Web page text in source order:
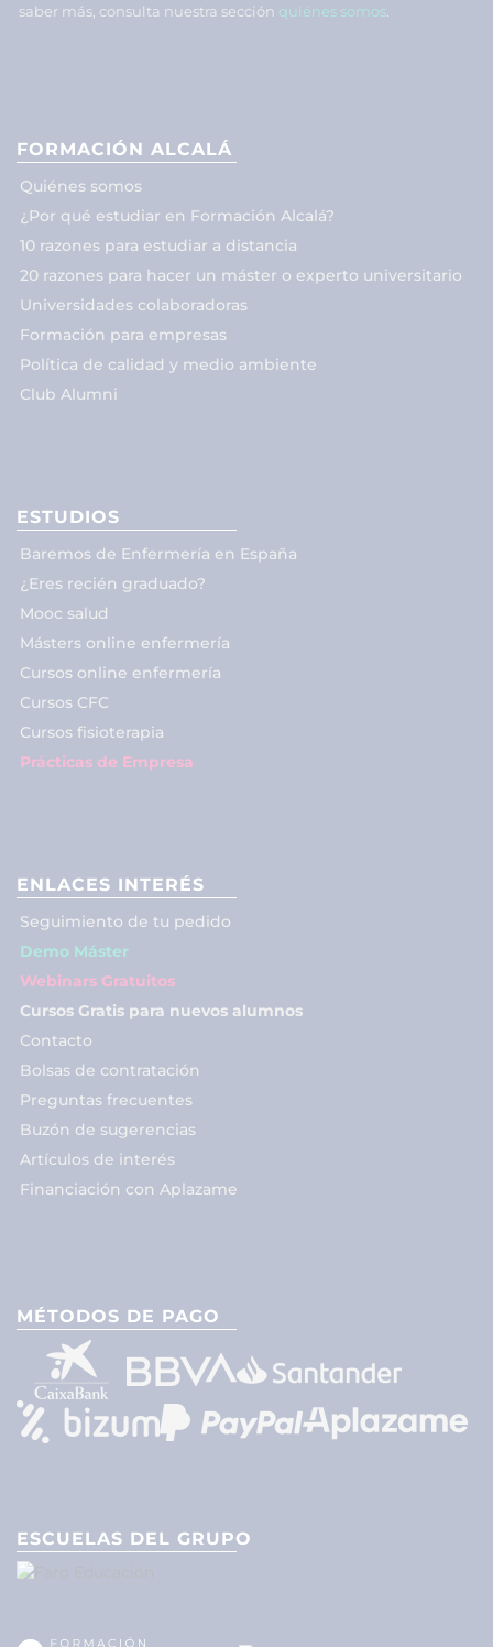
saber más, consulta nuestra sección quiénes somos
FORMACIÓN ALCALÁ
Quiénes somos
¿Por qué estudiar en Formación Alcalá?
10 razones para estudiar a distancia
20 razones para hacer un máster o experto universitario
Universidades colaboradoras
Formación para empresas
Política de calidad y medio ambiente
Club Alumni
ESTUDIOS
Baremos de Enfermería en España
¿Eres recién graduado?
Mooc salud
Másters online enfermería
Cursos online enfermería
Cursos CFC
Cursos fisioterapia
Prácticas de Empresa
ENLACES INTERÉS
Seguimiento de tu pedido
Demo Máster
Webinars Gratuitos
Cursos Gratis para nuevos alumnos
Contacto
Bolsas de contratación
Preguntas frecuentes
Buzón de sugerencias
Artículos de interés
Financiación con Aplazame
MÉTODOS DE PAGO
ESCUELAS DEL GRUPO